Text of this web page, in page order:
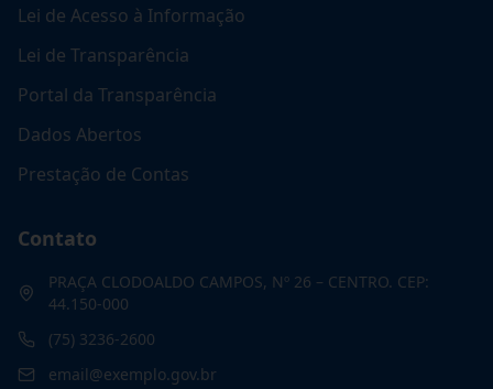
Lei de Acesso à Informação
Lei de Transparência
Portal da Transparência
Dados Abertos
Prestação de Contas
Contato
PRAÇA CLODOALDO CAMPOS, Nº 26 – CENTRO. CEP:
44.150-000
(75) 3236-2600
email@exemplo.gov.br